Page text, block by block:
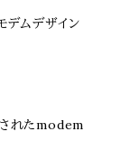
ムデザイン
されたmodem